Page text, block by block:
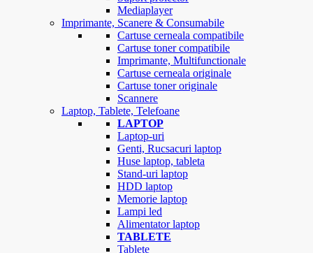
Mediaplayer
Imprimante, Scanere & Consumabile
Cartuse cerneala compatibile
Cartuse toner compatibile
Imprimante, Multifunctionale
Cartuse cerneala originale
Cartuse toner originale
Scannere
Laptop, Tablete, Telefoane
LAPTOP
Laptop-uri
Genti, Rucsacuri laptop
Huse laptop, tableta
Stand-uri laptop
HDD laptop
Memorie laptop
Lampi led
Alimentator laptop
TABLETE
Tablete